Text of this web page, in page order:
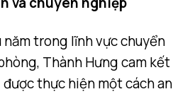
trong lĩnh vực chuyển
Thành Hưng cam kết
thực hiện một cách an